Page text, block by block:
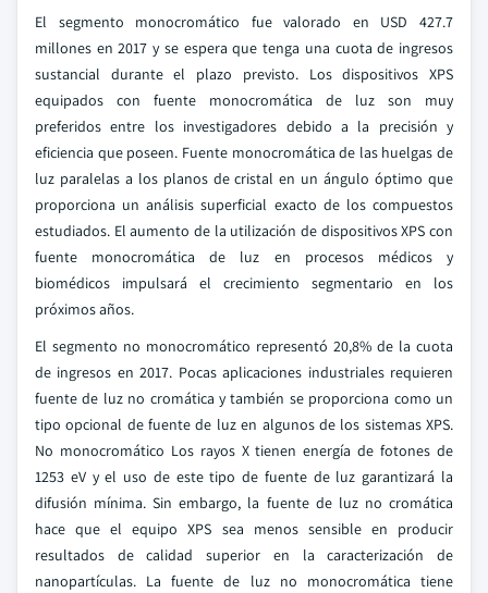
El segmento monocromático fue valorado en USD 427.7
millones en 2017 y se espera que tenga una cuota de ingresos
sustancial durante el plazo previsto. Los dispositivos XPS
equipados con fuente monocromática de luz son muy
preferidos entre los investigadores debido a la precisión y
eficiencia que poseen. Fuente monocromática de las huelgas de
luz paralelas a los planos de cristal en un ángulo óptimo que
proporciona un análisis superficial exacto de los compuestos
estudiados. El aumento de la utilización de dispositivos XPS con
fuente monocromática de luz en procesos médicos y
biomédicos impulsará el crecimiento segmentario en los
próximos años.
El segmento no monocromático representó 20,8% de la cuota
de ingresos en 2017. Pocas aplicaciones industriales requieren
fuente de luz no cromática y también se proporciona como un
tipo opcional de fuente de luz en algunos de los sistemas XPS.
No monocromático Los rayos X tienen energía de fotones de
1253 eV y el uso de este tipo de fuente de luz garantizará la
difusión mínima. Sin embargo, la fuente de luz no cromática
hace que el equipo XPS sea menos sensible en producir
resultados de calidad superior en la caracterización de
nanopartículas. La fuente de luz no monocromática tiene